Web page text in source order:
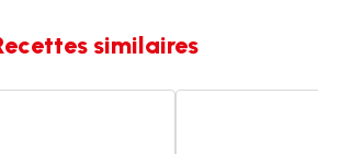
similaires